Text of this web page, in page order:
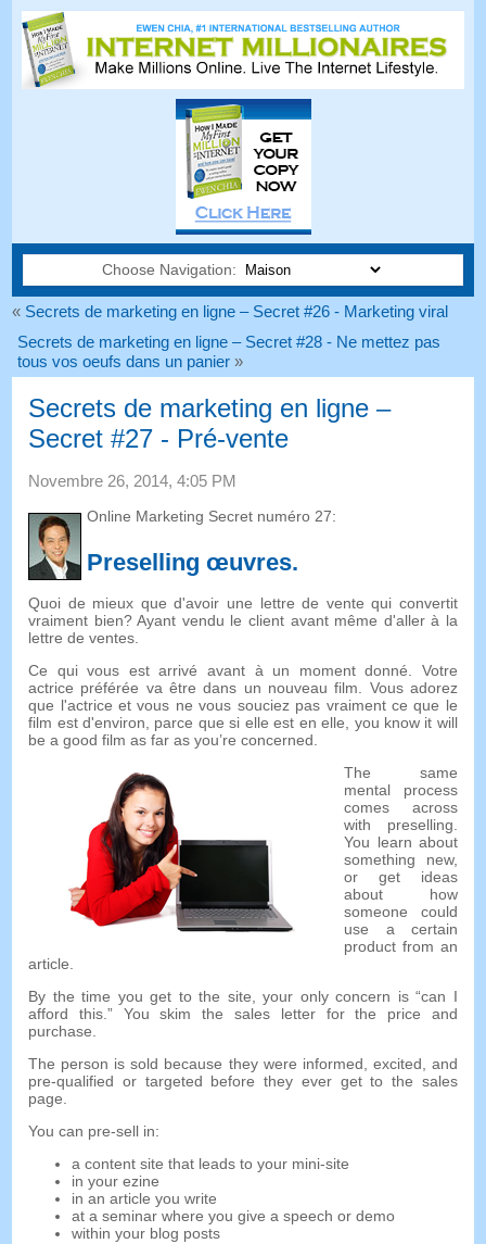
Choose Navigation:
« Secrets de marketing en ligne – Secret #26 - Marketing viral
Secrets de marketing en ligne – Secret #28 - Ne mettez pas
tous vos oeufs dans un panier »
Secrets de marketing en ligne –
Secret #27 - Pré-vente
Novembre 26, 2014, 4:05 PM
Online Marketing Secret numéro 27:
Preselling œuvres.
Quoi de mieux que d'avoir une lettre de vente qui convertit
vraiment bien? Ayant vendu le client avant même d'aller à la
lettre de ventes.
Ce qui vous est arrivé avant à un moment donné. Votre
actrice préférée va être dans un nouveau film. Vous adorez
que l'actrice et vous ne vous souciez pas vraiment ce que le
film est d'environ, parce que si elle est en elle, you know it will
be a good film as far as you’re concerned.
The same
mental process
comes across
with preselling.
You learn about
something new,
or get ideas
about how
someone could
use a certain
product from an
article.
By the time you get to the site,your only concern is“can I
afford this.” You skim the sales letter for the price and
purchase.
The person is sold because they were informed, excited, and
pre-qualified or targeted before they ever get to the sales
page.
You can pre-sell in:
a content site that leads to your mini-site
in your ezine
in an article you write
at a seminar where you give a speech or demo
within your blog posts